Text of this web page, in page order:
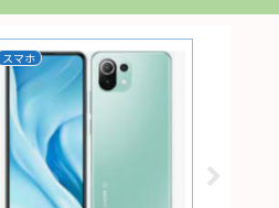
スマホ